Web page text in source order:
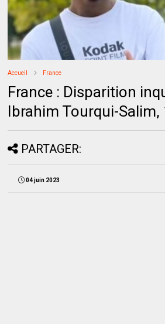
Accueil France
France : Disparition
Ibrahim Tourqui-Salim,
PARTAGER:
04 juin 2023